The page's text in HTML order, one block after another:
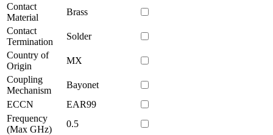
Contact
Material
Brass
Contact
Termination
Solder
Country of
Origin
MX
Coupling
Mechanism
Bayonet
ECCN
EAR99
Frequency
(Max GHz)
0.5